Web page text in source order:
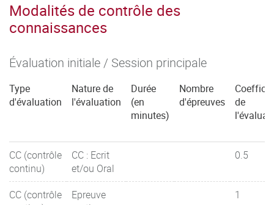
Modalités de contrôle des
connaissances
Évaluation initiale / Session principale
Type
d'évaluation
Nature de
l'évaluation
Durée
(en
minutes)
Nombre
d'épreuves
de
CC (contrôle
continu)
CC : Ecrit
et/ou Oral
0.5
CC (contrôle
Epreuve
1